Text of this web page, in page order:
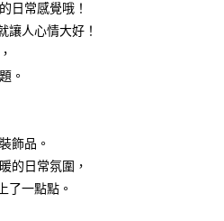
付 」之結帳頁面顯示為準，若有關於
等相關疑問，請聯繫「AFTEE先享後付
support/home
供之「AFTEE先享後付」服務完成之交
人資料，並將交易相關給付款項請求債
覽以下網址：
代理人或監護人之同意方可使用
)免運費
日常感覺哦！
讓人心情大好！
。
飾品。
的日常氛圍，
了一點點。